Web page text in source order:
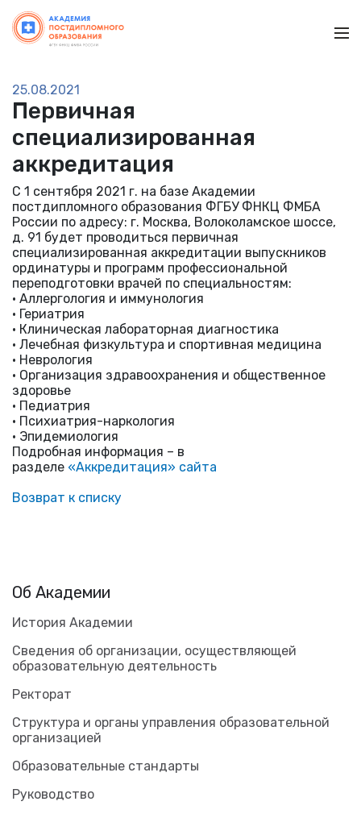
25.08.2021
Первичная
специализированная
аккредитация
С 1 сентября 2021 г. на базе Академии
постдипломного образования ФГБУ ФНКЦ ФМБА
России по адресу: г. Москва, Волоколамское шоссе,
д. 91 будет проводиться первичная
специализированная аккредитации выпускников
ординатуры и программ профессиональной
переподготовки врачей по специальностям:
• Аллергология и иммунология
• Гериатрия
• Клиническая лабораторная диагностика
• Лечебная физкультура и спортивная медицина
• Неврология
• Организация здравоохранения и общественное
здоровье
• Педиатрия
• Психиатрия-наркология
• Эпидемиология
Подробная информация – в
разделе «Аккредитация» сайта
Возврат к списку
Об Академии
История Академии
Сведения об организации, осуществляющей
образовательную деятельность
Ректорат
Структура и органы управления образовательной
организацией
Образовательные стандарты
Руководство